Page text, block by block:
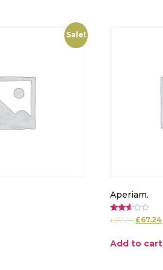
Sale!
Aperiam.
Rated
5
£67.24 £67.24
Add to cart